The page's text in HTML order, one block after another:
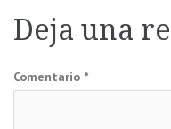
entradas
Deja una
Comentario *